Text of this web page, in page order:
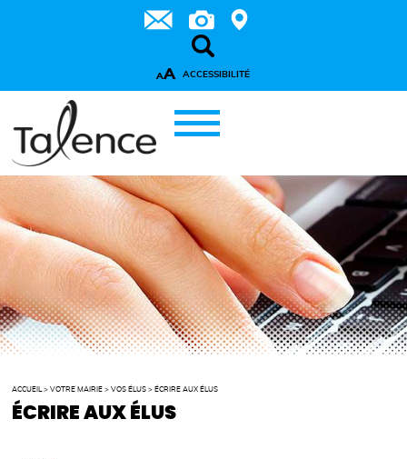
AA ACCESSIBILITÉ
ACCUEIL >VOTRE MAIRIE >VOS ÉLUS > ÉCRIRE AUX ÉLUS
ÉCRIRE AUX ÉLUS